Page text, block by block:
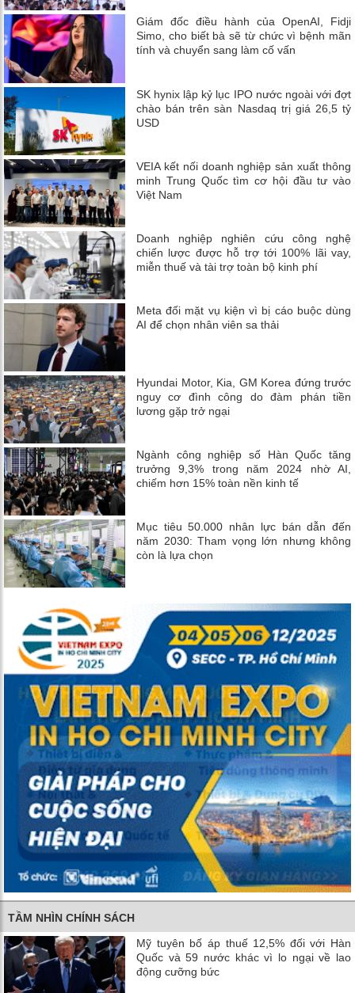
Giám đốc điều hành của OpenAI, Fidji
Simo, cho biết bà sẽ từ chức vì bệnh mãn
tính và chuyển sang làm cố vấn
SK hynix lập kỷ lục IPO nước ngoài với đợt
chào bán trên sàn Nasdaq trị giá 26,5 tỷ
USD
VEIA kết nối doanh nghiệp sản xuất thông
minh Trung Quốc tìm cơ hội đầu tư vào
Việt Nam
Doanh nghiệp nghiên cứu công nghệ
chiến lược được hỗ trợ tới 100% lãi vay,
miễn thuế và tài trợ toàn bộ kinh phí
Meta đối mặt vụ kiện vì bị cáo buộc dùng
AI để chọn nhân viên sa thải
Hyundai Motor, Kia, GM Korea đứng trước
nguy cơ đình công do đàm phán tiền
lương gặp trở ngại
Ngành công nghiệp số Hàn Quốc tăng
trưởng 9,3% trong năm 2024 nhờ AI,
chiếm hơn 15% toàn nền kinh tế
Mục tiêu 50.000 nhân lực bán dẫn đến
năm 2030: Tham vọng lớn nhưng không
còn là lựa chọn
TẦM NHÌN CHÍNH SÁCH
Mỹ tuyên bố áp thuế 12,5% đối với Hàn
Quốc và 59 nước khác vì lo ngại về lao
động cưỡng bức